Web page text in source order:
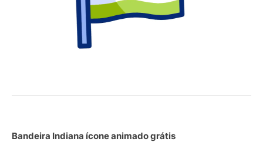
Bandeira Indiana ícone animado grátis